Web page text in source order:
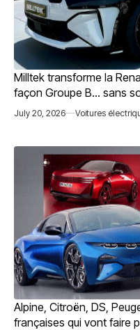
Milltek transforme la
façon Groupe B… sans
July 20, 2026 Voitures
Alpine, Citroën, DS,
françaises qui vont faire